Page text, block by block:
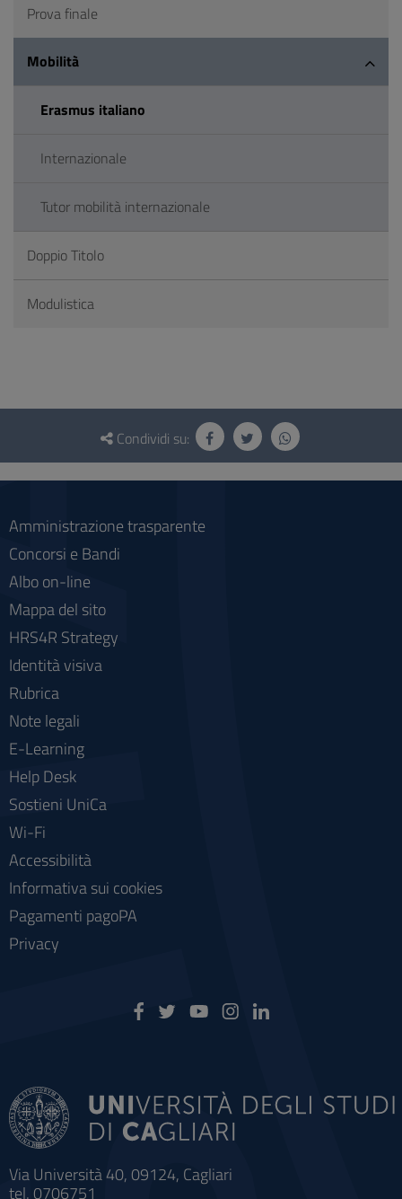
Prova finale
Mobilità
Erasmus italiano
Internazionale
Tutor mobilità internazionale
Doppio Titolo
Modulistica
Questionario
social
Condividi su:
Via Università 40, 09124, Cagliari
tel. 0706751
Amministrazione trasparente
Concorsi e Bandi
Albo on-line
Mappa del sito
HRS4R Strategy
Identità visiva
Rubrica
Note legali
E-Learning
Help Desk
Sostieni UniCa
Wi-Fi
Accessibilità
Informativa sui cookies
Pagamenti pagoPA
Privacy